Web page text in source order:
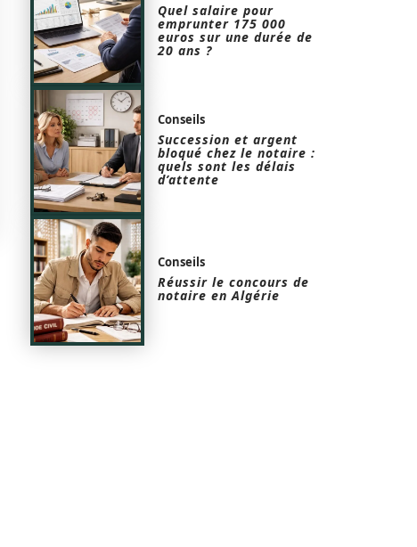
Quel salaire pour
emprunter 175 000
euros sur une durée de
20 ans ?
Conseils
Succession et argent
bloqué chez le notaire :
quels sont les délais
d’attente
Conseils
Réussir le concours de
notaire en Algérie